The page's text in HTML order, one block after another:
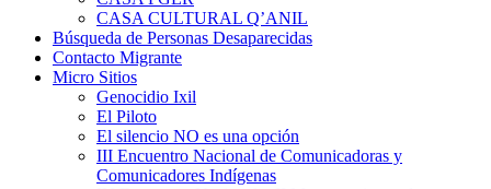
CASA CULTURAL Q’ANIL
Búsqueda de Personas Desaparecidas
Contacto Migrante
Micro Sitios
Genocidio Ixil
El Piloto
El silencio NO es una opción
III Encuentro Nacional de Comunicadoras y
Comunicadores Indígenas